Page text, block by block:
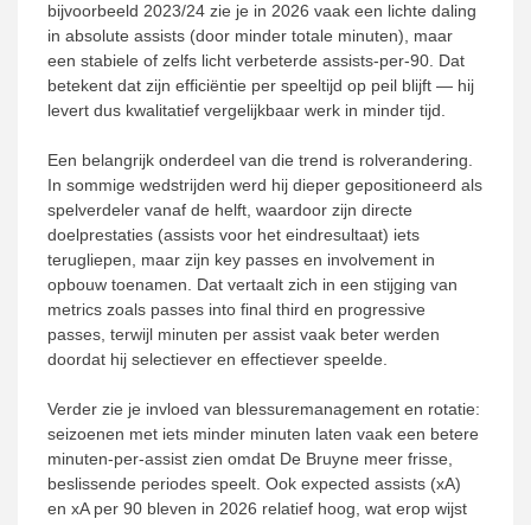
bijvoorbeeld 2023/24 zie je in 2026 vaak een lichte daling
in absolute assists (door minder totale minuten), maar
een stabiele of zelfs licht verbeterde assists-per-90. Dat
betekent dat zijn efficiëntie per speeltijd op peil blijft — hij
levert dus kwalitatief vergelijkbaar werk in minder tijd.
Een belangrijk onderdeel van die trend is rolverandering.
In sommige wedstrijden werd hij dieper gepositioneerd als
spelverdeler vanaf de helft, waardoor zijn directe
doelprestaties (assists voor het eindresultaat) iets
terugliepen, maar zijn key passes en involvement in
opbouw toenamen. Dat vertaalt zich in een stijging van
metrics zoals passes into final third en progressive
passes, terwijl minuten per assist vaak beter werden
doordat hij selectiever en effectiever speelde.
Verder zie je invloed van blessuremanagement en rotatie:
seizoenen met iets minder minuten laten vaak een betere
minuten-per-assist zien omdat De Bruyne meer frisse,
beslissende periodes speelt. Ook expected assists (xA)
en xA per 90 bleven in 2026 relatief hoog, wat erop wijst